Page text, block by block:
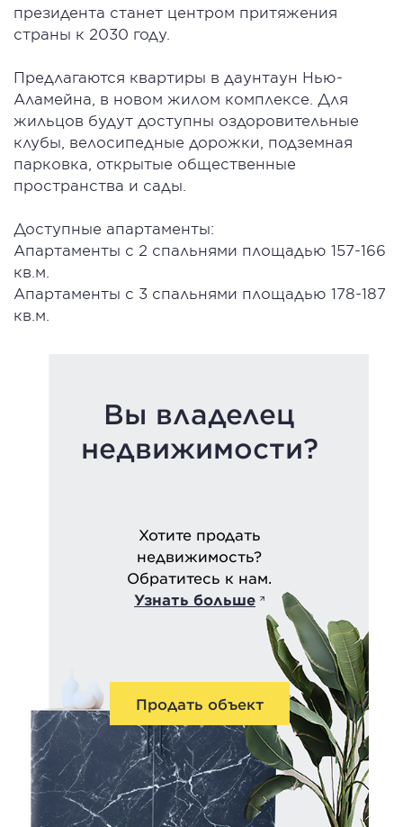
президента станет центром притяжения
страны к 2030 году.
Предлагаются квартиры в даунтаун Нью-
Аламейна, в новом жилом комплексе. Для
жильцов будут доступны оздоровительные
клубы, велосипедные дорожки, подземная
парковка, открытые общественные
пространства и сады.
Доступные апартаменты:
Апартаменты с 2 спальнями площадью 157-166
кв.м.
Апартаменты с 3 спальнями площадью 178-187
кв.м.
Вы владелец
недвижимости?
Хотите продать
недвижимость?
Обратитесь к нам.
Узнать больше
Продать объект